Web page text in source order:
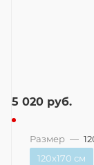
5 020 руб.
Размер —
120x170 см